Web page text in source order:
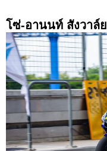
โซ่-อานนท์ สังวาล์